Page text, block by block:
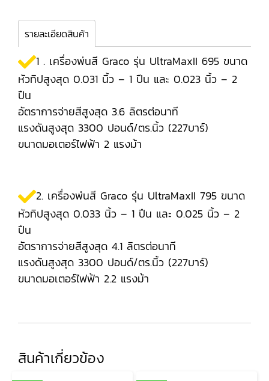
รายละเอียดสินค้า
1 . เครื่องพ่นสี Graco รุ่น UltraMaxII 695 ขนาด
หัวทิปสูงสุด 0.031 นิ้ว – 1 ปืน และ 0.023 นิ้ว – 2
ปืน
อัตราการจ่ายสีสูงสุด 3.6 ลิตรต่อนาที
แรงดันสูงสุด 3300 ปอนด์/ตร.นิ้ว (227บาร์)
ขนาดมอเตอร์ไฟฟ้า 2 แรงม้า
2. เครื่องพ่นสี Graco รุ่น UltraMaxII 795 ขนาด
หัวทิปสูงสุด 0.033 นิ้ว – 1 ปืน และ 0.025 นิ้ว – 2
ปืน
อัตราการจ่ายสีสูงสุด 4.1 ลิตรต่อนาที
แรงดันสูงสุด 3300 ปอนด์/ตร.นิ้ว (227บาร์)
ขนาดมอเตอร์ไฟฟ้า 2.2 แรงม้า
สินค้าเกี่ยวข้อง